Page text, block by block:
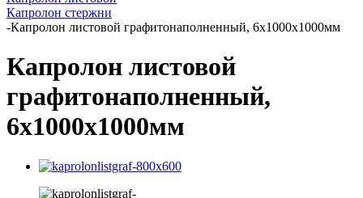
Капролон стержни
-Капролон листовой графитонаполненный, 6x1000x1000мм
Капролон листовой
графитонаполненный,
6x1000x1000мм